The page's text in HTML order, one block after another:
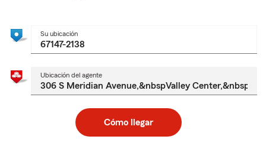
Su ubicación
Ubicación del agente
Cómo llegar